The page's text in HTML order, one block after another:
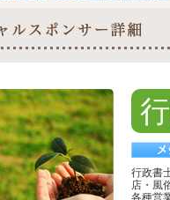
行政書
店・風
各種営